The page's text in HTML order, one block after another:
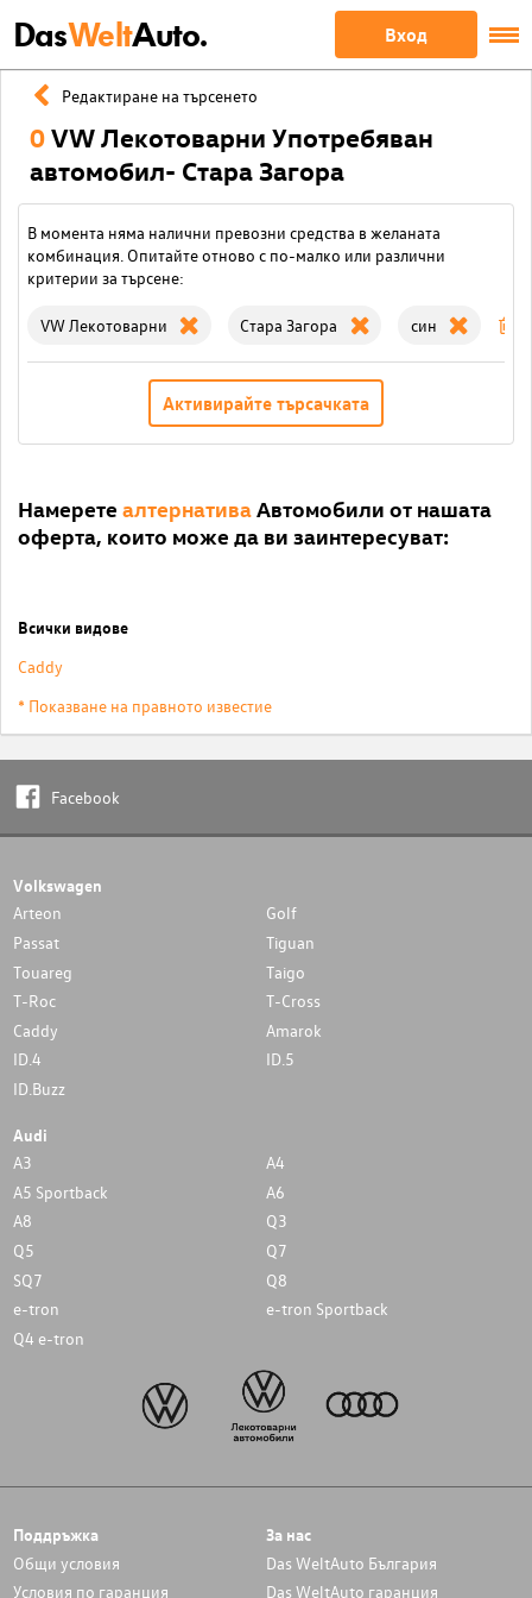
DasWeltAuto. Вход
Редактиране на търсенето
0VW Лекотоварни Употребяван
автомобил- Стара Загора
В момента няма налични превозни средства в желаната
комбинация. Опитайте отново с по-малко или различни
критерии за търсене:
VW Лекотоварни Стара Загора син
Активирайте търсачката
Намерете алтернативаАвтомобили от нашата
оферта, които може да ви заинтересуват:
Всички видове
Caddy
* Показване на правното известие
Facebook
Volkswagen
Arteon
Golf
Passat
Tiguan
Touareg
Taigo
T-Roc
T-Cross
Caddy
Amarok
ID.4
ID.5
ID.Buzz
Audi
A3
A4
A5 Sportback
A6
A8
Q3
Q5
Q7
SQ7
Q8
e-tron
e-tron Sportback
Q4 e-tron
Поддръжка
Общи условия
Условия по гаранция
За нас
Das WeltAuto България
Das WeltAuto гаранция